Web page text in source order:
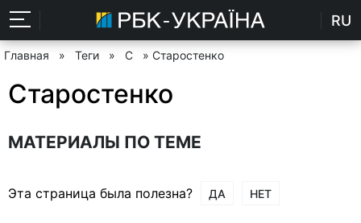
RU
Главная » Теги » С » Старостенко
Старостенко
МАТЕРИАЛЫ ПО ТЕМЕ
Эта страница была полезна? ДА НЕТ